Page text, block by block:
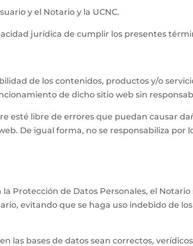
y el Notario y la UCNC.
jurídica de cumplir los presentes
de los contenidos, productos y/o
de dicho sitio web sin
esté libre de errores que puedan causar
De igual forma, no se responsabiliza por
la Protección de Datos Personales, el
evitando que se haga uso indebido de
las bases de datos sean correctos,